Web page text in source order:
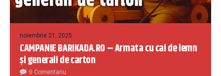
noiembrie 21, 2025
CAMPANIE BARIKADA.RO – Armata cu cai de lemn
și generali de carton
0 Comentariu